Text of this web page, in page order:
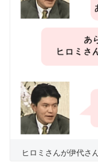
ヒロミさんが伊代さ